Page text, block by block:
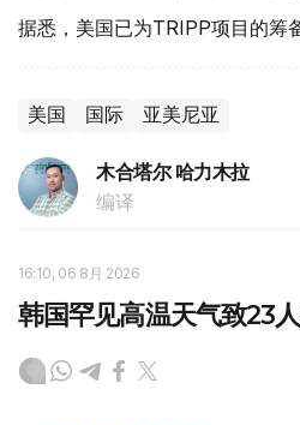
据悉，美国已为TRIPP项目的筹
美国 国际 亚美尼亚
木合塔尔 哈力木拉
编译
16:10, 06 8月 2026
韩国罕见高温天气致23